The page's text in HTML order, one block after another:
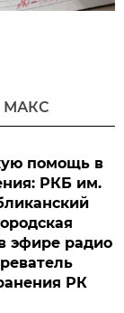
МАКС
помощь в
РКБ им.
эфире радио
РК